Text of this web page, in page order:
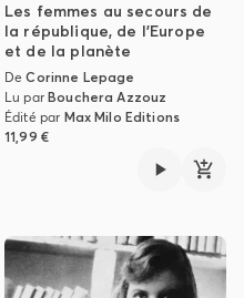
Les femmes au secours de
la république, de l’Europe
et de la planète
DeCorinne Lepage
Lu parBouchera Azzouz
Édité par Max Milo Editions
11,99 €